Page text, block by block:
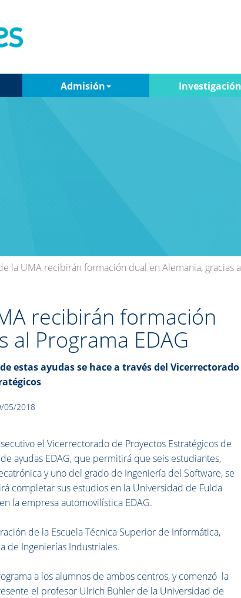
Admisión Investigación
la UMA recibirán formación dual en Alemania, gracias
recibirán formación
al Programa EDAG
estas ayudas se hace a través del Vicerrectorado
05/2018
el Vicerrectorado de Proyectos Estratégicos de
ayudas EDAG, que permitirá que seis estudiantes,
y uno del grado de Ingeniería del Software, se
completar sus estudios en la Universidad de Fulda
la empresa automovilística EDAG.
de la Escuela Técnica Superior de Informática,
de Ingenierías Industriales.
a los alumnos de ambos centros, y comenzó la
el profesor Ulrich Bühler de la Universidad de